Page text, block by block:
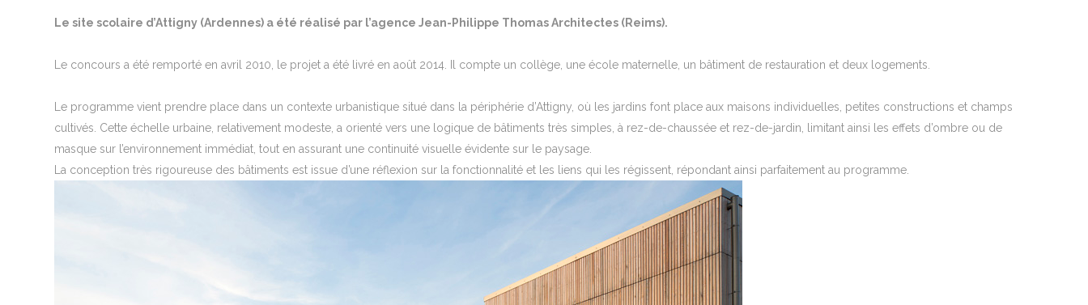
Le site scolaire d’Attigny (Ardennes) a été réalisé par l’agence Jean-Philippe Thomas Architectes (Reims).
Le concours a été remporté en avril 2010, le projet a été livré en août 2014. Il compte un collège, une école maternelle, un bâtiment de restauration et deux logements.
Le programme vient prendre place dans un contexte urbanistique situé dans la périphérie d’Attigny, où les jardins font place aux maisons individuelles, petites constructions et champs
cultivés. Cette échelle urbaine, relativement modeste, a orienté vers une logique de bâtiments très simples, à rez-de-chaussée et rez-de-jardin, limitant ainsi les effets d’ombre ou de
masque sur l’environnement immédiat, tout en assurant une continuité visuelle évidente sur le paysage.
La conception très rigoureuse des bâtiments est issue d’une réflexion sur la fonctionnalité et les liens qui les régissent, répondant ainsi parfaitement au programme.